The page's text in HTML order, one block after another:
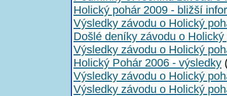
Holický pohár 2009 - bližší
Výsledky závodu o Holický
Došlé deníky závodu o Holický
Výsledky závodu o Holický
Holický Pohár 2006 - výsledky
Výsledky závodu o Holický
Výsledky závodu o Holický